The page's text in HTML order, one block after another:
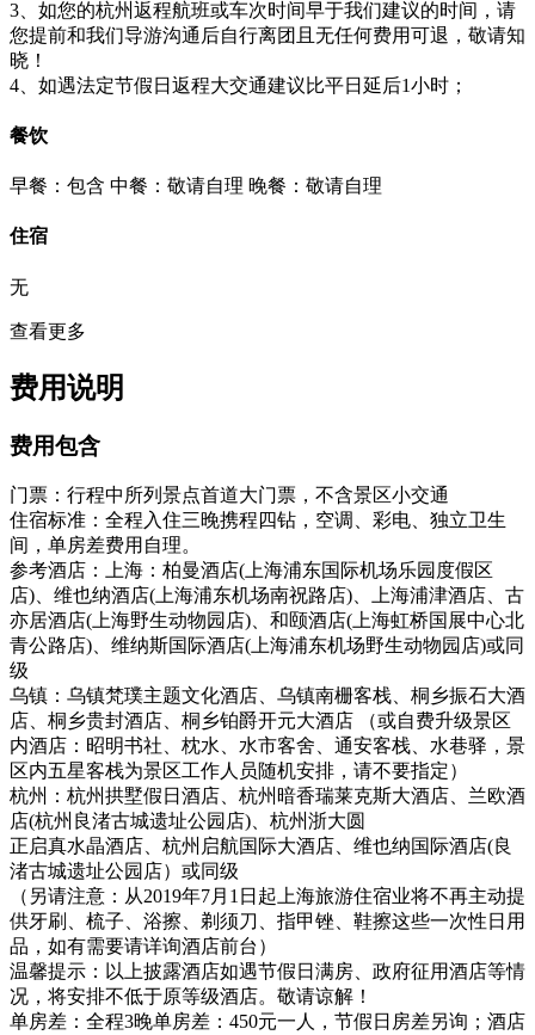
3、如您的杭州返程航班或车次时间早于我们建议的时间，请
您提前和我们导游沟通后自行离团且无任何费用可退，敬请知
晓！
4、如遇法定节假日返程大交通建议比平日延后1小时；
餐饮
早餐：包含 中餐：敬请自理 晚餐：敬请自理
住宿
无
查看更多
费用说明
费用包含
门票：行程中所列景点首道大门票，不含景区小交通
住宿标准：全程入住三晚携程四钻，空调、彩电、独立卫生
间，单房差费用自理。
参考酒店：上海：柏曼酒店(上海浦东国际机场乐园度假区
店)、维也纳酒店(上海浦东机场南祝路店)、上海浦津酒店、古
亦居酒店(上海野生动物园店)、和颐酒店(上海虹桥国展中心北
青公路店)、维纳斯国际酒店(上海浦东机场野生动物园店)或同
级
乌镇：乌镇梵璞主题文化酒店、乌镇南栅客栈、桐乡振石大酒
店、桐乡贵封酒店、桐乡铂爵开元大酒店 （或自费升级景区
内酒店：昭明书社、枕水、水市客舍、通安客栈、水巷驿，景
区内五星客栈为景区工作人员随机安排，请不要指定）
杭州：杭州拱墅假日酒店、杭州暗香瑞莱克斯大酒店、兰欧酒
店(杭州良渚古城遗址公园店)、杭州浙大圆
正启真水晶酒店、杭州启航国际大酒店、维也纳国际酒店(良
渚古城遗址公园店）或同级
（另请注意：从2019年7月1日起上海旅游住宿业将不再主动提
供牙刷、梳子、浴擦、剃须刀、指甲锉、鞋擦这些一次性日用
品，如有需要请详询酒店前台）
温馨提示：以上披露酒店如遇节假日满房、政府征用酒店等情
况，将安排不低于原等级酒店。敬请谅解！
单房差：全程3晚单房差：450元一人，节假日房差另询；酒店